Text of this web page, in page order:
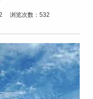
浏览次数：532